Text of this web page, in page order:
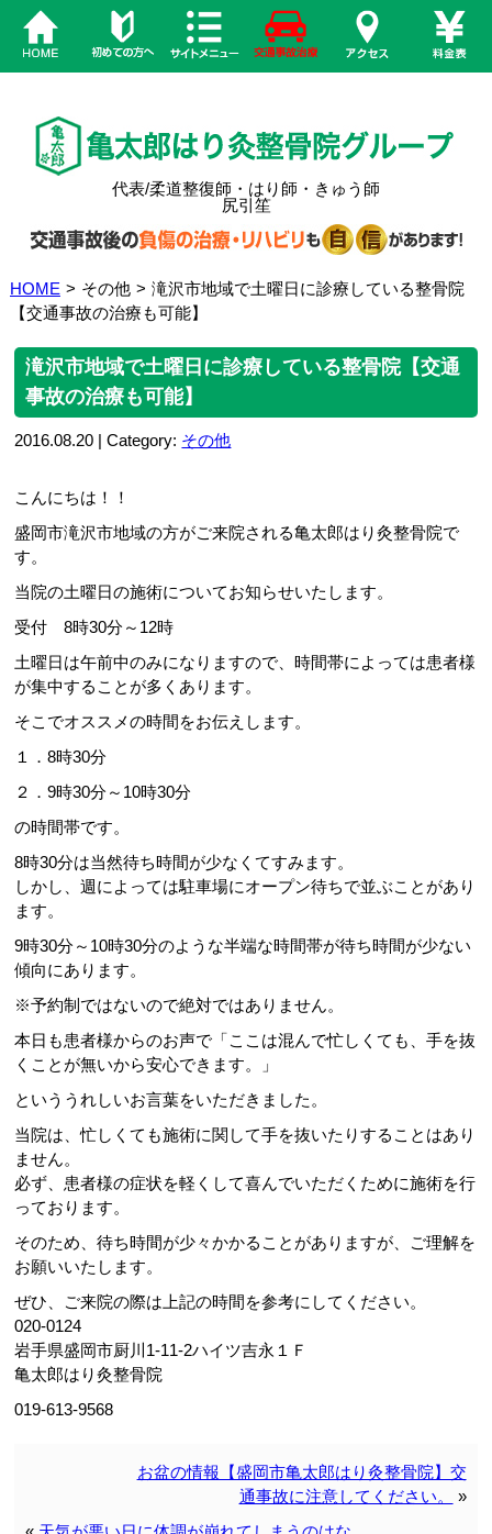
代表/柔道整復師・はり師・きゅう師
尻引笙
HOME > その他 > 滝沢市地域で土曜日に診療している整骨院
【交通事故の治療も可能】
滝沢市地域で土曜日に診療している整骨院【交通
事故の治療も可能】
2016.08.20 | Category: その他
こんにちは！！
盛岡市滝沢市地域の方がご来院される亀太郎はり灸整骨院で
す。
当院の土曜日の施術についてお知らせいたします。
受付 8時30分～12時
土曜日は午前中のみになりますので、時間帯によっては患者様
が集中することが多くあります。
そこでオススメの時間をお伝えします。
１．8時30分
２．9時30分～10時30分
の時間帯です。
8時30分は当然待ち時間が少なくてすみます。
しかし、週によっては駐車場にオープン待ちで並ぶことがあり
ます。
9時30分～10時30分のような半端な時間帯が待ち時間が少ない
傾向にあります。
※予約制ではないので絶対ではありません。
本日も患者様からのお声で「ここは混んで忙しくても、手を抜
くことが無いから安心できます。」
といううれしいお言葉をいただきました。
当院は、忙しくても施術に関して手を抜いたりすることはあり
ません。
必ず、患者様の症状を軽くして喜んでいただくために施術を行
っております。
そのため、待ち時間が少々かかることがありますが、ご理解を
お願いいたします。
ぜひ、ご来院の際は上記の時間を参考にしてください。
020-0124
岩手県盛岡市厨川1-11-2ハイツ吉永１Ｆ
亀太郎はり灸整骨院
019-613-9568
お盆の情報【盛岡市亀太郎はり灸整骨院】交
通事故に注意してください。
»